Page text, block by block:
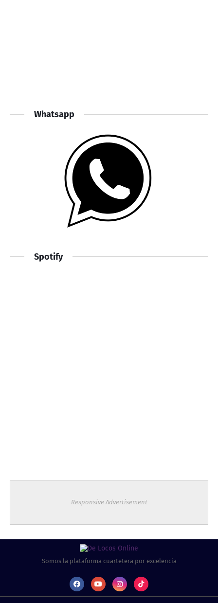
Whatsapp
Spotify
Responsive Advertisement
Somos la plataforma cuartetera por excelencia